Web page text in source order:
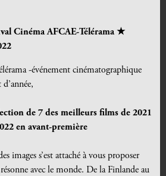
Cinéma AFCAE-Télérama ★
-événement cinématographique
de 7 des meilleurs films de 2021
en avant-première
images s’est attaché à vous proposer
avec le monde. De la Finlande au